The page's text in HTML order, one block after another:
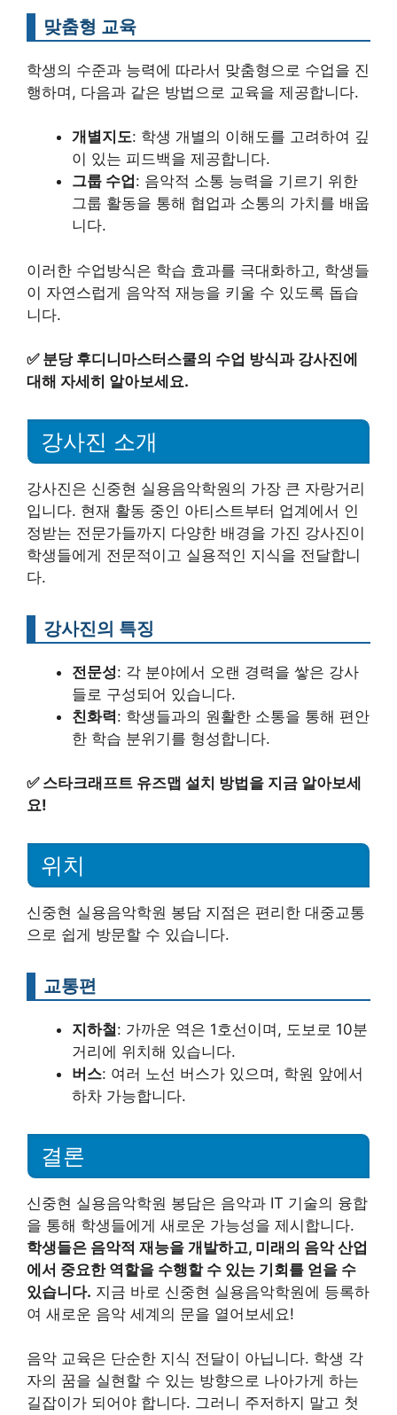
맞춤형 교육
학생의 수준과 능력에 따라서 맞춤형으로 수업을 진
행하며, 다음과 같은 방법으로 교육을 제공합니다.
개별지도: 학생 개별의 이해도를 고려하여 깊
이 있는 피드백을 제공합니다.
그룹 수업 : 음악적 소통 능력을 기르기 위한
그룹 활동을 통해 협업과 소통의 가치를 배웁
니다.
이러한 수업방식은 학습 효과를 극대화하고, 학생들
이 자연스럽게 음악적 재능을 키울 수 있도록 돕습
니다.
✅ 분당 후디니마스터스쿨의 수업 방식과 강사진에
대해 자세히 알아보세요.
강사진 소개
강사진은 신중현 실용음악학원의 가장 큰 자랑거리
입니다. 현재 활동 중인 아티스트부터 업계에서 인
정받는 전문가들까지 다양한 배경을 가진 강사진이
학생들에게 전문적이고 실용적인 지식을 전달합니
다.
강사진의 특징
전문성: 각 분야에서 오랜 경력을 쌓은 강사
들로 구성되어 있습니다.
친화력: 학생들과의 원활한 소통을 통해 편안
한 학습 분위기를 형성합니다.
✅ 스타크래프트 유즈맵 설치 방법을 지금 알아보세
요!
위치
신중현 실용음악학원 봉담 지점은 편리한 대중교통
으로 쉽게 방문할 수 있습니다.
교통편
지하철: 가까운 역은 1호선이며, 도보로 10분
거리에 위치해 있습니다.
버스: 여러 노선 버스가 있으며, 학원 앞에서
하차 가능합니다.
결론
신중현 실용음악학원 봉담은 음악과 IT 기술의 융합
을 통해 학생들에게 새로운 가능성을 제시합니다.
학생들은 음악적 재능을 개발하고, 미래의 음악 산업
에서 중요한 역할을 수행할 수 있는 기회를 얻을 수
있습니다. 지금 바로 신중현 실용음악학원에 등록하
여 새로운 음악 세계의 문을 열어보세요!
음악 교육은 단순한 지식 전달이 아닙니다. 학생 각
자의 꿈을 실현할 수 있는 방향으로 나아가게 하는
길잡이가 되어야 합니다. 그러니 주저하지 말고 첫